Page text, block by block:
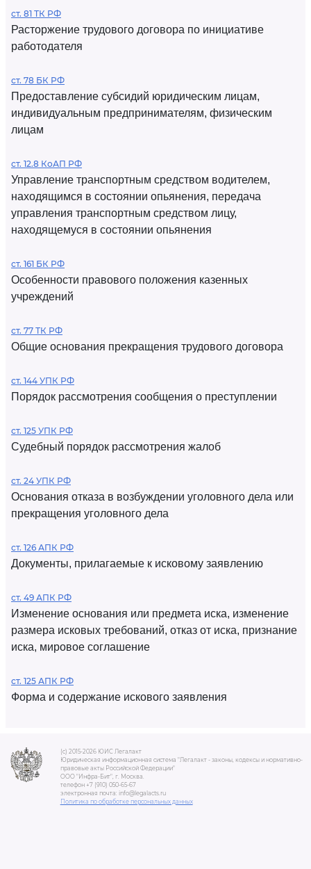
ст. 81 ТК РФ
Расторжение трудового договора по инициативе
работодателя
ст. 78 БК РФ
Предоставление субсидий юридическим лицам,
индивидуальным предпринимателям, физическим
лицам
ст. 12.8 КоАП РФ
Управление транспортным средством водителем,
находящимся в состоянии опьянения, передача
управления транспортным средством лицу,
находящемуся в состоянии опьянения
ст. 161 БК РФ
Особенности правового положения казенных
учреждений
ст. 77 ТК РФ
Общие основания прекращения трудового договора
ст. 144 УПК РФ
Порядок рассмотрения сообщения о преступлении
ст. 125 УПК РФ
Судебный порядок рассмотрения жалоб
ст. 24 УПК РФ
Основания отказа в возбуждении уголовного дела или
прекращения уголовного дела
ст. 126 АПК РФ
Документы, прилагаемые к исковому заявлению
ст. 49 АПК РФ
Изменение основания или предмета иска, изменение
размера исковых требований, отказ от иска, признание
иска, мировое соглашение
ст. 125 АПК РФ
Форма и содержание искового заявления
(c) 2015-2026 ЮИС Легалакт
Юридическая информационная система "Легалакт - законы, кодексы и нормативно-
правовые акты Российской Федерации"
ООО "Инфра-Бит", г. Москва.
телефон +7 (910) 050-65-67
электронная почта: info@legalacts.ru
Политика по обработке персональных данных